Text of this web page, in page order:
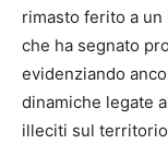
rimasto ferito a un
che ha segnato
evidenziando
dinamiche legate
illeciti sul